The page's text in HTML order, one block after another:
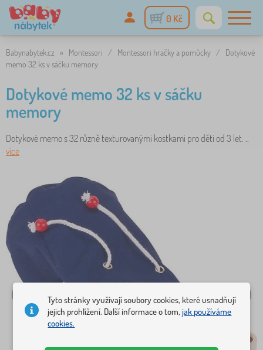
0 Kč
Babynabytek.cz » Montessori / Montessori hračky a pomůcky /
Dotykové
memo 32 ks v sáčku memory
Dotykové memo 32 ks v sáčku
memory
Dotykové memo s 32 různě texturovanými kostkami pro děti od 3 let. ..
více
Tyto stránky využívají soubory cookies, které usnadňují
jejich prohlížení. Další informace o tom,jak používáme
cookies.